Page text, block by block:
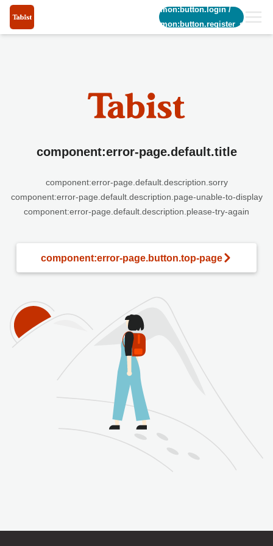
common:button.login/
common:button.register_short
component:error-page.default.title
component:error-page.default.description.sorry
component:error-page.default.description.page-unable-to-display
component:error-page.default.description.please-try-again
component:error-page.button.top-page